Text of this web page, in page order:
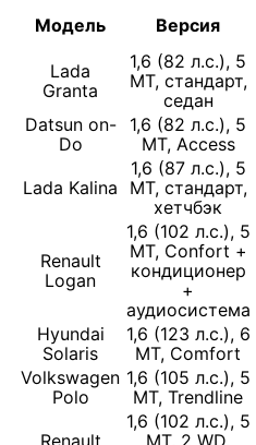
Модель Версия
Lada
Granta
1,6 (82 л.с.), 5
МТ, стандарт,
седан
Datsun on-
Do
1,6 (82 л.с.), 5
МТ, Access
Lada Kalina
1,6 (87 л.с.), 5
МТ, стандарт,
хетчбэк
Renault
Logan
1,6 (102 л.с.), 5
МТ, Confort +
кондиционер
+
аудиосистема
Hyundai
Solaris
1,6 (123 л.с.), 6
МТ, Comfort
Volkswagen
Polo
1,6 (105 л.с.), 5
МТ, Trendline
Renault
1,6 (102 л.с.), 5
МТ, 2 WD,